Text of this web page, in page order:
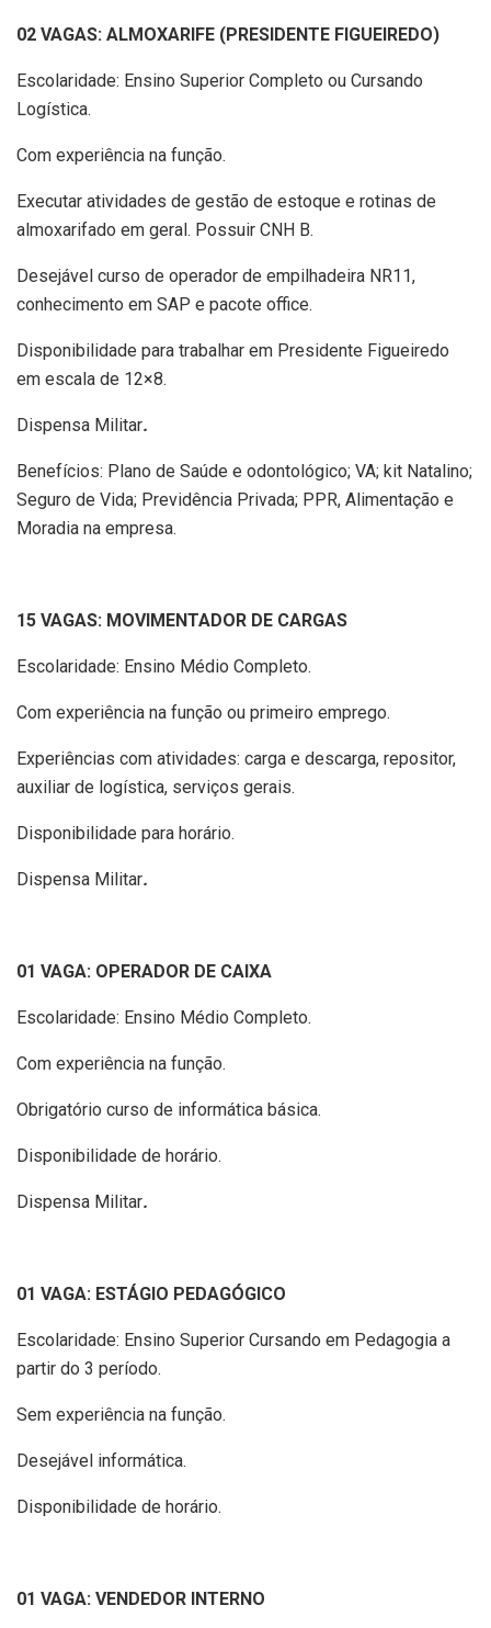
02 VAGAS: ALMOXARIFE (PRESIDENTE FIGUEIREDO)
Escolaridade: Ensino Superior Completo ou Cursando
Logística.
Com experiência na função.
Executar atividades de gestão de estoque e rotinas de
almoxarifado em geral. Possuir CNH B.
Desejável curso de operador de empilhadeira NR11,
conhecimento em SAP e pacote office.
Disponibilidade para trabalhar em Presidente Figueiredo
em escala de 12×8.
Dispensa Militar.
Benefícios: Plano de Saúde e odontológico; VA; kit Natalino;
Seguro de Vida; Previdência Privada; PPR, Alimentação e
Moradia na empresa.
15 VAGAS: MOVIMENTADOR DE CARGAS
Escolaridade: Ensino Médio Completo.
Com experiência na função ou primeiro emprego.
Experiências com atividades: carga e descarga, repositor,
auxiliar de logística, serviços gerais.
Disponibilidade para horário.
Dispensa Militar.
01 VAGA: OPERADOR DE CAIXA
Escolaridade: Ensino Médio Completo.
Com experiência na função.
Obrigatório curso de informática básica.
Disponibilidade de horário.
Dispensa Militar.
01 VAGA: ESTÁGIO PEDAGÓGICO
Escolaridade: Ensino Superior Cursando em Pedagogia a
partir do 3 período.
Sem experiência na função.
Desejável informática.
Disponibilidade de horário.
01 VAGA: VENDEDOR INTERNO